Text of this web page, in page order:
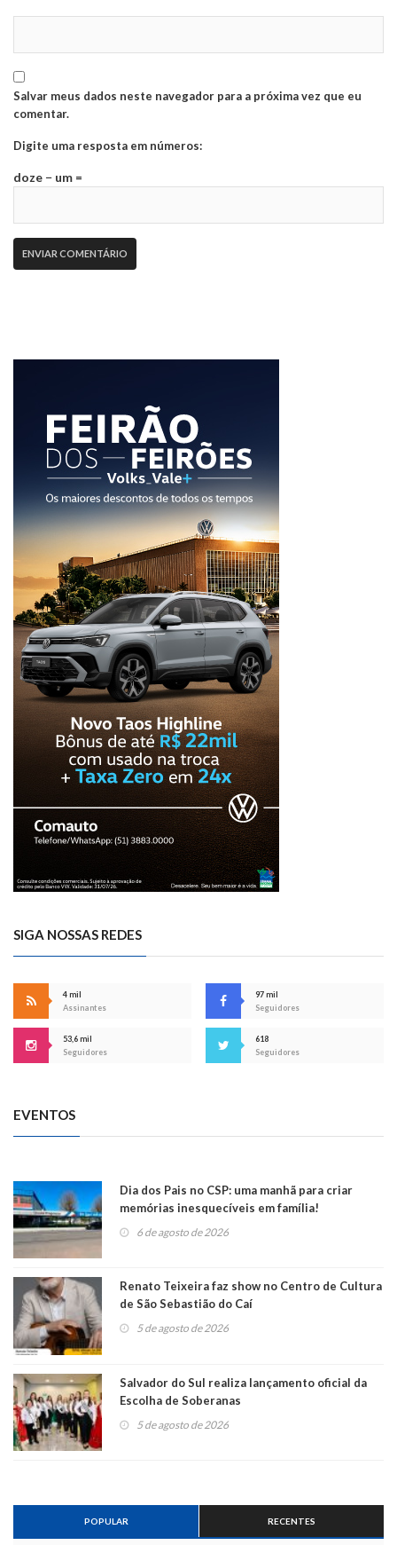
Salvar meus dados neste navegador para a próxima vez que eu
comentar.
Digite uma resposta em números:
doze − um =
SIGA NOSSAS REDES
4 mil
Assinantes
97 mil
Seguidores
53,6 mil
Seguidores
618
Seguidores
EVENTOS
Dia dos Pais no CSP: uma manhã para criar
memórias inesquecíveis em família!
6 de agosto de 2026
Renato Teixeira faz show no Centro de Cultura
de São Sebastião do Caí
5 de agosto de 2026
Salvador do Sul realiza lançamento oficial da
Escolha de Soberanas
5 de agosto de 2026
POPULAR RECENTES